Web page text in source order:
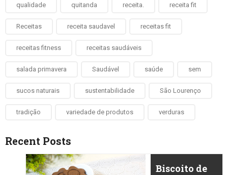
qualidade quitanda receita. receita fit
Receitas receita saudavel receitas fit
receitas fitness receitas saudáveis
salada primavera Saudável saúde sem
sucos naturais sustentabilidade São Lourenço
tradição variedade de produtos verduras
Recent Posts
Biscoito de